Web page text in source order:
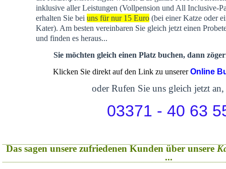
inklusive aller Leistungen (Vollpension und All Inclusive-
erhalten Sie bei uns für nur 15 Euro(bei einer Katze oder
Kater). Am besten vereinbaren Sie gleich jetzt einen
und finden es heraus...
Sie möchten gleich einen Platz buchen, dann
Klicken Sie direkt auf den Link zu unsererOnline
oder Rufen Sie uns gleich jetzt an,
03371 - 40 63
Das sagen unsere zufriedenen Kunden über unsere
...